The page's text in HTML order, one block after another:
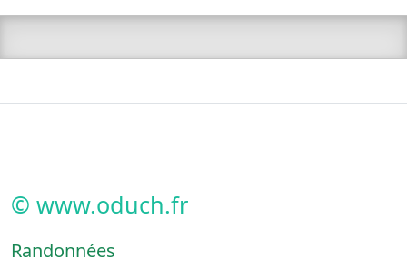
© www.oduch.fr
Randonnées